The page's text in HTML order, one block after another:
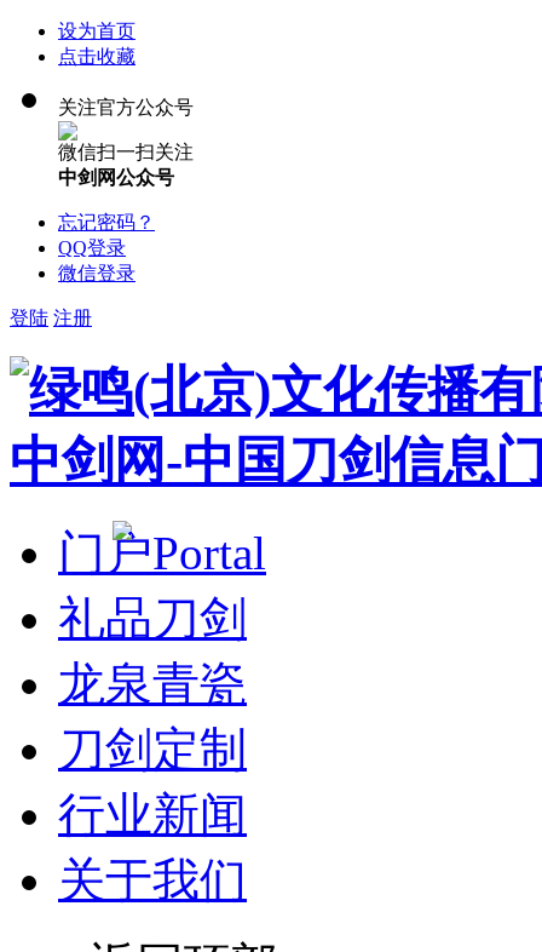
设为首页
点击收藏
关注官方公众号
微信扫一扫关注
中剑网公众号
忘记密码？
QQ登录
微信登录
登陆 注册
门户Portal
礼品刀剑
龙泉青瓷
刀剑定制
行业新闻
关于我们